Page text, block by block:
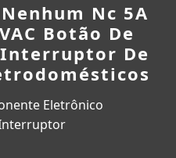
Nenhum Nc 5A
Botão De
De
Eletrônico